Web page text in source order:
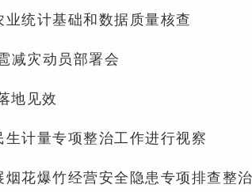
统计基础和数据质量核查
减灾动员部署会
地见效
计量专项整治工作进行视察
花爆竹经营安全隐患专项排查整治